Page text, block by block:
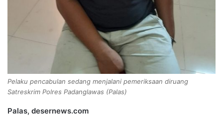
Pelaku pencabulan sedang menjalani pemeriksaan diruang
Satreskrim Polres Padanglawas (Palas)
Palas, desernews.com